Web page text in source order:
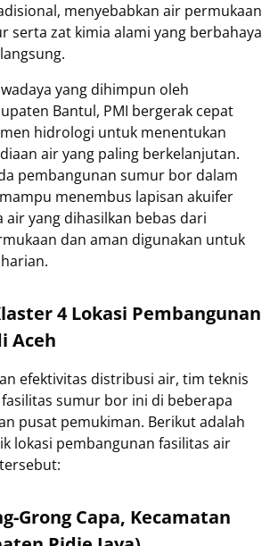
menyebabkan air permukaan
serta zat kimia alami yang berbahaya
yang dihimpun oleh
Bantul, PMI bergerak cepat
hidrologi untuk menentukan
air yang paling berkelanjutan.
pembangunan sumur bor dalam
menembus lapisan akuifer
air yang dihasilkan bebas dari
dan aman digunakan untuk
4 Lokasi Pembangunan
Aceh
efektivitas distribusi air, tim teknis
sumur bor ini di beberapa
pusat pemukiman. Berikut adalah
lokasi pembangunan fasilitas air
Grong Capa, Kecamatan